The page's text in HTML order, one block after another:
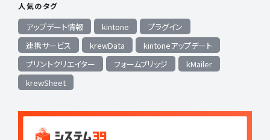
人気のタグ
アップデート情報 kintone
プラグイン
連携サービス
krewData
kintoneアップデート
プリントクリエイター
フォームブリッジ
kMailer
krewSheet